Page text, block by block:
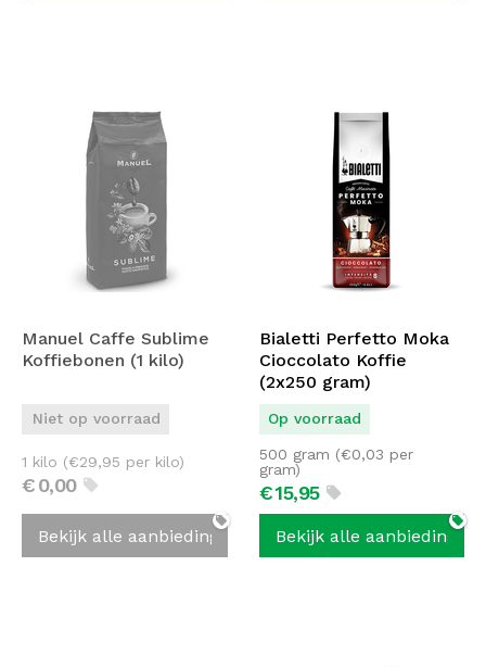
Manuel Caffe Sublime
Koffiebonen (1 kilo)
Niet op voorraad
€0,00
1 kilo (€29,95 per kilo)
Bekijk alle aanbiedingen
Bialetti Perfetto Moka
Cioccolato Koffie
(2x250 gram)
Op voorraad
€15,95
500 gram (€0,03 per
gram)
Bekijk alle aanbiedingen